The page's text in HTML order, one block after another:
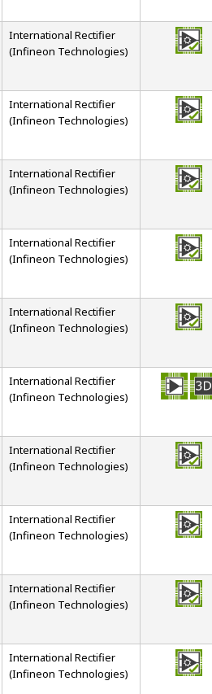
International Rectifier
(Infineon Technologies)
International Rectifier
(Infineon Technologies)
International Rectifier
(Infineon Technologies)
International Rectifier
(Infineon Technologies)
International Rectifier
(Infineon Technologies)
International Rectifier
(Infineon Technologies)
International Rectifier
(Infineon Technologies)
International Rectifier
(Infineon Technologies)
International Rectifier
(Infineon Technologies)
International Rectifier
(Infineon Technologies)